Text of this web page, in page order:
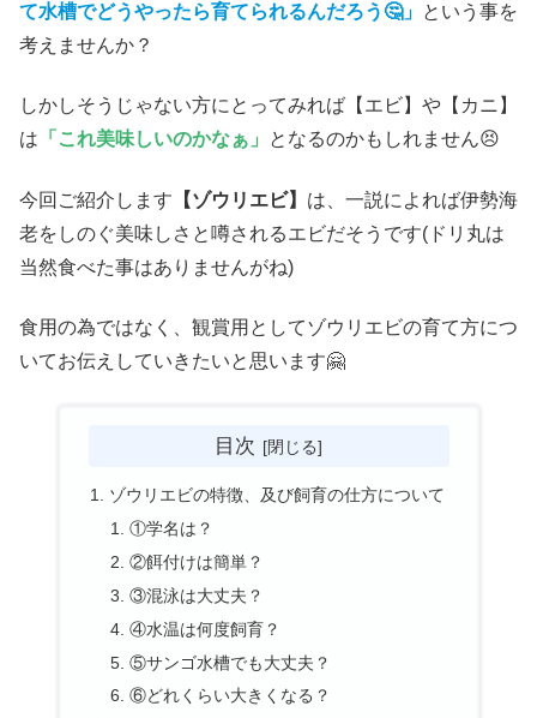
て水槽でどうやったら育てられるんだろう🤔」 という事を
考えませんか？
しかしそうじゃない方にとってみれば【エビ】や【カニ】
は 「これ美味しいのかなぁ」 となるのかもしれません😣
今回ご紹介します 【ゾウリエビ】 は、一説によれば伊勢海
老をしのぐ美味しさと噂されるエビだそうです(ドリ丸は
当然食べた事はありませんがね)
食用の為ではなく、観賞用としてゾウリエビの育て方につ
いてお伝えしていきたいと思います🤗
目次
ゾウリエビの特徴、及び飼育の仕方について
①学名は？
②餌付けは簡単？
③混泳は大丈夫？
④水温は何度飼育？
⑤サンゴ水槽でも大丈夫？
⑥どれくらい大きくなる？